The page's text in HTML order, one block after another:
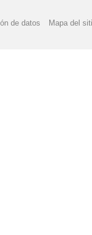
de datos Mapa del